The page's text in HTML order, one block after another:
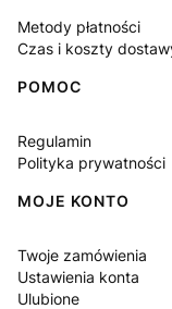
Metody płatności
Czas i koszty
POMOC
Regulamin
Polityka prywatności
MOJE KONTO
Twoje zamówienia
Ustawienia konta
Ulubione